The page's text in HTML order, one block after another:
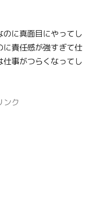
に真面目にやってし
に責任感が強すぎて仕
事がつらくなってし
ンク